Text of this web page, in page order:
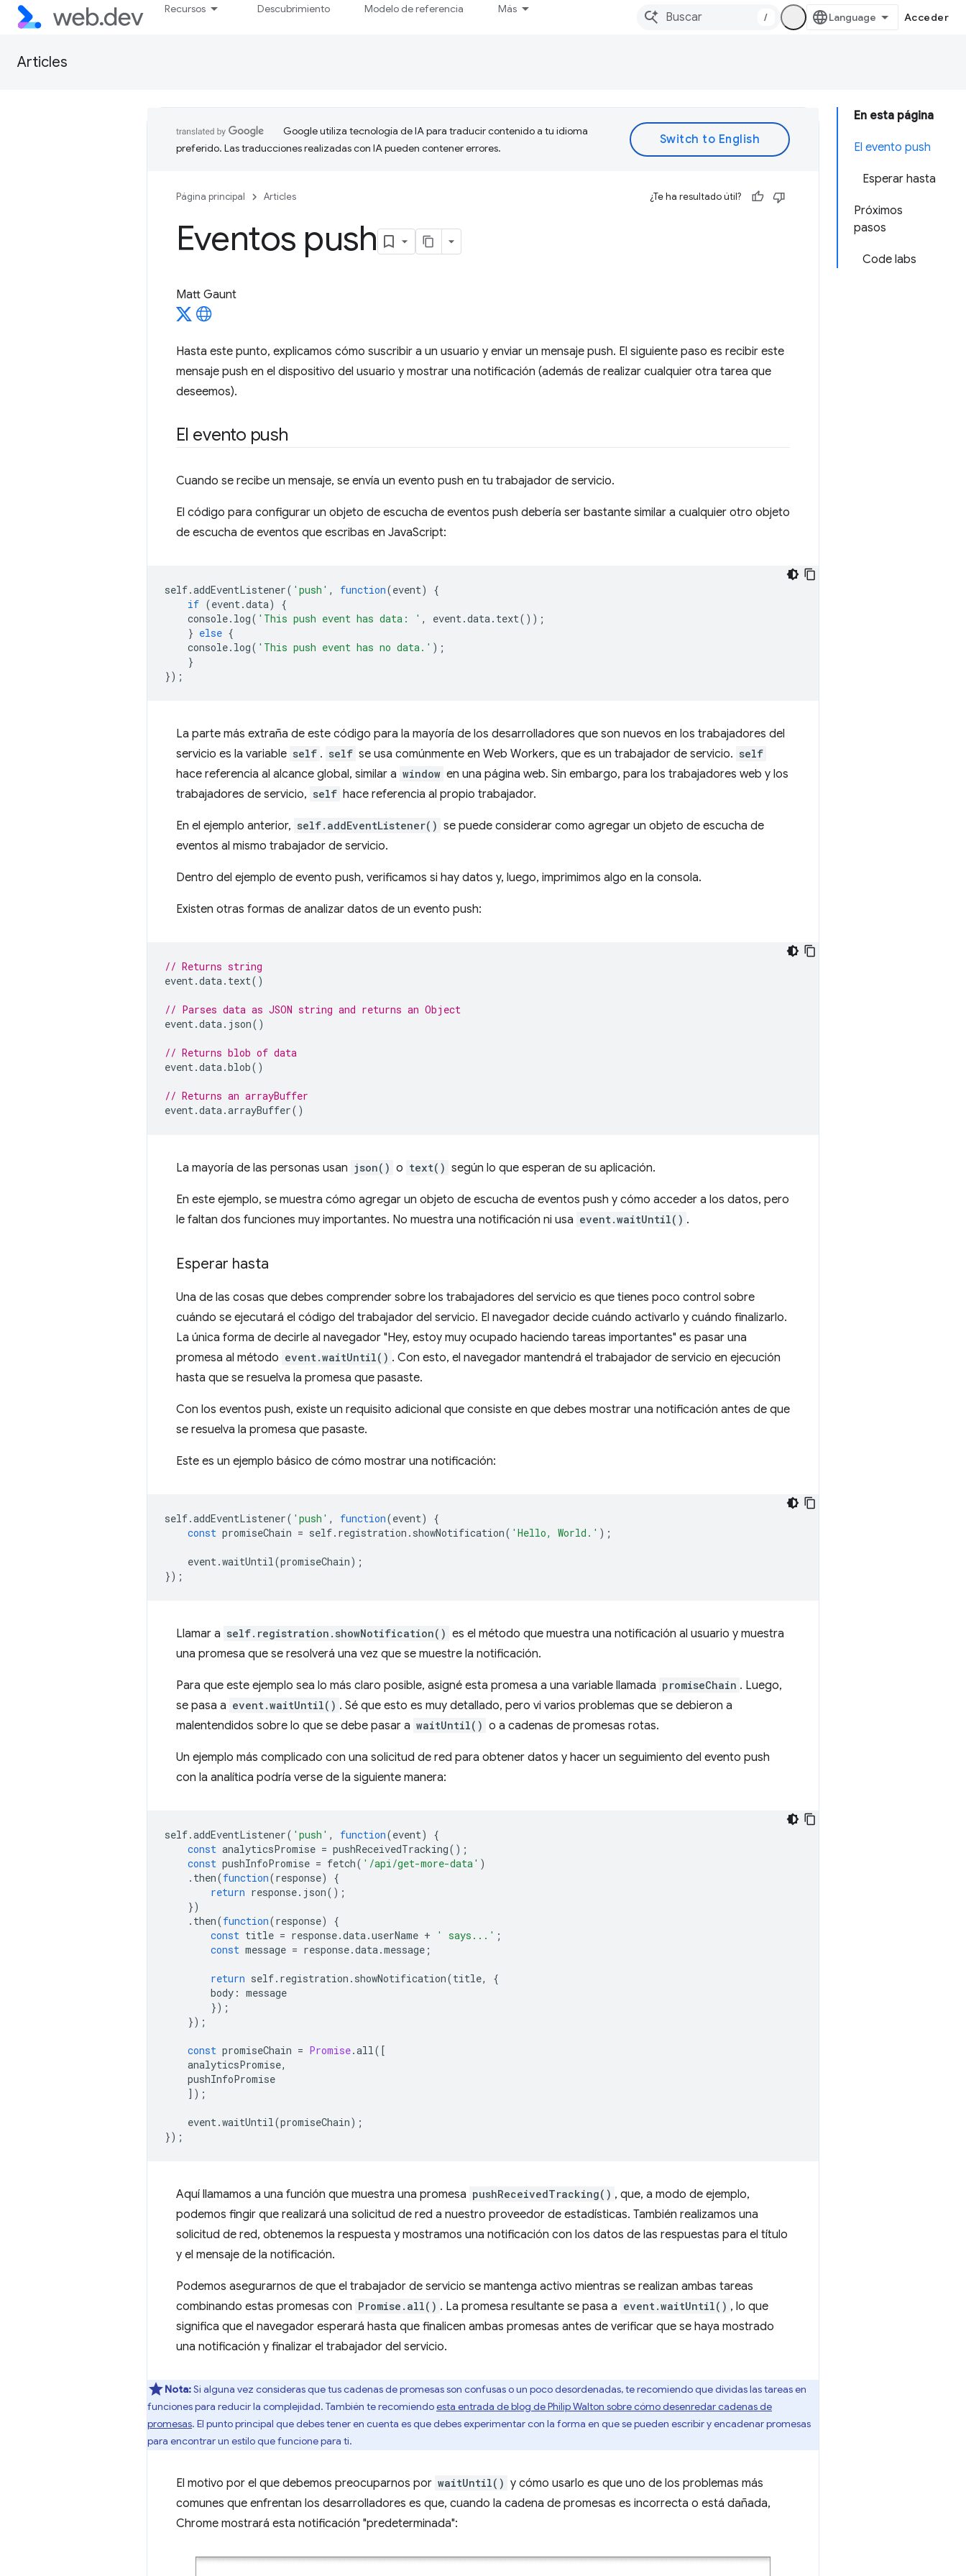
Recursos Descubrimiento Modelo de referencia Más
/ Acceder
Articles
En esta página
El evento push
Esperar hasta
Próximos
pasos
Code labs
Google utiliza tecnología de IA para traducir contenido a tu idioma
preferido. Las traducciones realizadas con IA pueden contener errores.
Página principal Articles ¿Te ha resultado útil?
Eventos push
Matt Gaunt
Hasta este punto, explicamos cómo suscribir a un usuario y enviar un mensaje push. El siguiente paso es recibir este
mensaje push en el dispositivo del usuario y mostrar una notificación (además de realizar cualquier otra tarea que
deseemos).
El evento push
Cuando se recibe un mensaje, se envía un evento push en tu trabajador de servicio.
El código para configurar un objeto de escucha de eventos push debería ser bastante similar a cualquier otro objeto
de escucha de eventos que escribas en JavaScript:
self.addEventListener( 'push' , function(event)
{
if (event.data)
{
console. log( 'This push event has data: ' , event.data. text());
} else {
console. log( 'This push event has no data.' );
}
});
La parte más extraña de este código para la mayoría de los desarrolladores que son nuevos en los trabajadores del
servicio es la variable self . self se usa comúnmente en Web Workers, que es un trabajador de servicio. self
hace referencia al alcance global, similar a window en una página web. Sin embargo, para los trabajadores web y los
trabajadores de servicio, self hace referencia al propio trabajador.
En el ejemplo anterior, self.addEventListener() se puede considerar como agregar un objeto de escucha de
eventos al mismo trabajador de servicio.
Dentro del ejemplo de evento push, verificamos si hay datos y, luego, imprimimos algo en la consola.
Existen otras formas de analizar datos de un evento push:
// Returns string
event.data. text()
// Parses data as JSON string and returns an Object
event.data. json()
// Returns blob of data
event.data.blob()
// Returns an arrayBuffer
event.data.arrayBuffer()
La mayoría de las personas usan json() o text() según lo que esperan de su aplicación.
En este ejemplo, se muestra cómo agregar un objeto de escucha de eventos push y cómo acceder a los datos, pero
le faltan dos funciones muy importantes. No muestra una notificación ni usa event.waitUntil() .
Esperar hasta
Una de las cosas que debes comprender sobre los trabajadores del servicio es que tienes poco control sobre
cuándo se ejecutará el código del trabajador del servicio. El navegador decide cuándo activarlo y cuándo finalizarlo.
La única forma de decirle al navegador "Hey, estoy muy ocupado haciendo tareas importantes" es pasar una
promesa al método event.waitUntil() . Con esto, el navegador mantendrá el trabajador de servicio en ejecución
hasta que se resuelva la promesa que pasaste.
Con los eventos push, existe un requisito adicional que consiste en que debes mostrar una notificación antes de que
se resuelva la promesa que pasaste.
Este es un ejemplo básico de cómo mostrar una notificación:
self.addEventListener( 'push' , function(event)
{
const promiseChain = self. registration . showNotification( 'Hello, World.' );
event.waitUntil(promiseChain);
});
Llamar a self.registration.showNotification() es el método que muestra una notificación al usuario y muestra
una promesa que se resolverá una vez que se muestre la notificación.
Para que este ejemplo sea lo más claro posible, asigné esta promesa a una variable llamada promiseChain . Luego,
se pasa a event.waitUntil() . Sé que esto es muy detallado, pero vi varios problemas que se debieron a
malentendidos sobre lo que se debe pasar a waitUntil() o a cadenas de promesas rotas.
Un ejemplo más complicado con una solicitud de red para obtener datos y hacer un seguimiento del evento push
con la analítica podría verse de la siguiente manera:
self.addEventListener( 'push' , function(event)
{
const analyticsPromise = pushReceivedTracking();
const pushInfoPromise = fetch( '/api/get-more-data' )
. then(function(response)
{
return response. json();
})
. then(function(response)
{
const title = response.data.userName + ' says...' ;
const message = response.data.message ;
return self. registration . showNotification(title,
{
body : message
});
});
const promiseChain = Promise.all([
analyticsPromise,
pushInfoPromise
]);
event.waitUntil(promiseChain);
});
Aquí llamamos a una función que muestra una promesa pushReceivedTracking() , que, a modo de ejemplo,
podemos fingir que realizará una solicitud de red a nuestro proveedor de estadísticas. También realizamos una
solicitud de red, obtenemos la respuesta y mostramos una notificación con los datos de las respuestas para el título
y el mensaje de la notificación.
Podemos asegurarnos de que el trabajador de servicio se mantenga activo mientras se realizan ambas tareas
combinando estas promesas con Promise.all() . La promesa resultante se pasa a event.waitUntil() , lo que
significa que el navegador esperará hasta que finalicen ambas promesas antes de verificar que se haya mostrado
una notificación y finalizar el trabajador del servicio.
Nota:Si alguna vez consideras que tus cadenas de promesas son confusas o un poco desordenadas, te recomiendo que dividas las tareas en
funciones para reducir la complejidad. También te recomiendoesta entrada de blog de Philip Walton sobre cómo desenredar cadenas de
promesas. El punto principal que debes tener en cuenta es que debes experimentar con la forma en que se pueden escribir y encadenar promesas
para encontrar un estilo que funcione para ti.
El motivo por el que debemos preocuparnos por waitUntil() y cómo usarlo es que uno de los problemas más
comunes que enfrentan los desarrolladores es que, cuando la cadena de promesas es incorrecta o está dañada,
Chrome mostrará esta notificación "predeterminada":